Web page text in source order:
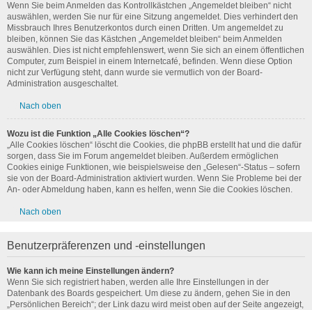
Wenn Sie beim Anmelden das Kontrollkästchen „Angemeldet bleiben“ nicht
auswählen, werden Sie nur für eine Sitzung angemeldet. Dies verhindert den
Missbrauch Ihres Benutzerkontos durch einen Dritten. Um angemeldet zu
bleiben, können Sie das Kästchen „Angemeldet bleiben“ beim Anmelden
auswählen. Dies ist nicht empfehlenswert, wenn Sie sich an einem öffentlichen
Computer, zum Beispiel in einem Internetcafé, befinden. Wenn diese Option
nicht zur Verfügung steht, dann wurde sie vermutlich von der Board-
Administration ausgeschaltet.
Nach oben
Wozu ist die Funktion „Alle Cookies löschen“?
„Alle Cookies löschen“ löscht die Cookies, die phpBB erstellt hat und die dafür
sorgen, dass Sie im Forum angemeldet bleiben. Außerdem ermöglichen
Cookies einige Funktionen, wie beispielsweise den „Gelesen“-Status – sofern
sie von der Board-Administration aktiviert wurden. Wenn Sie Probleme bei der
An- oder Abmeldung haben, kann es helfen, wenn Sie die Cookies löschen.
Nach oben
Benutzerpräferenzen und -einstellungen
Wie kann ich meine Einstellungen ändern?
Wenn Sie sich registriert haben, werden alle Ihre Einstellungen in der
Datenbank des Boards gespeichert. Um diese zu ändern, gehen Sie in den
„Persönlichen Bereich“; der Link dazu wird meist oben auf der Seite angezeigt,